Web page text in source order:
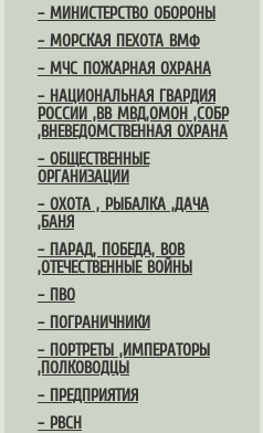
– МИНИСТЕРСТВО ОБОРОНЫ
– МОРСКАЯ ПЕХОТА ВМФ
– МЧС ПОЖАРНАЯ ОХРАНА
– НАЦИОНАЛЬНАЯ ГВАРДИЯ
РОССИИ ,ВВ МВД,ОМОН ,СОБР
,ВНЕВЕДОМСТВЕННАЯ ОХРАНА
– ОБЩЕСТВЕННЫЕ
ОРГАНИЗАЦИИ
– ОХОТА , РЫБАЛКА ,ДАЧА
,БАНЯ
– ПАРАД, ПОБЕДА, ВОВ
,ОТЕЧЕСТВЕННЫЕ ВОЙНЫ
– ПВО
– ПОГРАНИЧНИКИ
– ПОРТРЕТЫ ,ИМПЕРАТОРЫ
,ПОЛКОВОДЦЫ
– ПРЕДПРИЯТИЯ
– РВСН